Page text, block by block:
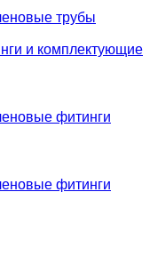
трубы
и комплектующие
фитинги
фитинги